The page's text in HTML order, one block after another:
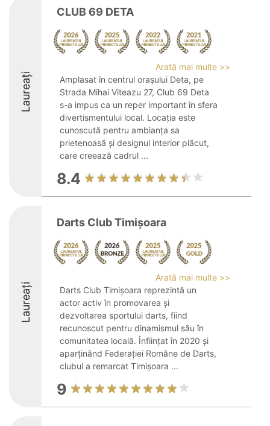
Laureați
CLUB 69 DETA
Arată mai multe >>
Amplasat în centrul orașului Deta, pe
Strada Mihai Viteazu 27, Club 69 Deta
s-a impus ca un reper important în sfera
divertismentului local. Locația este
cunoscută pentru ambianța sa
prietenoasă și designul interior plăcut,
care creează cadrul ...
8.4
Laureați
Darts Club Timișoara
Arată mai multe >>
Darts Club Timișoara reprezintă un
actor activ în promovarea și
dezvoltarea sportului darts, fiind
recunoscut pentru dinamismul său în
comunitatea locală. Înființat în 2020 și
aparținând Federației Române de Darts,
clubul a remarcat Timișoara ...
9